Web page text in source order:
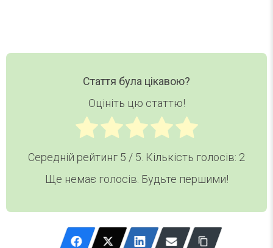
Стаття була цікавою?
Оцініть цю статтю!
Середній рейтинг 5 / 5. Кількість голосів: 2
Ще немає голосів. Будьте першими!